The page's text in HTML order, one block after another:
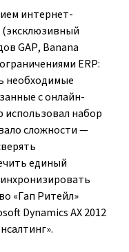
интернет-
(эксклюзивный
GAP, Banana
ERP:
необходимые
с онлайн-
использовал набор
сложности —
единый
«Гап Ритейл»
Dynamics AX 2012